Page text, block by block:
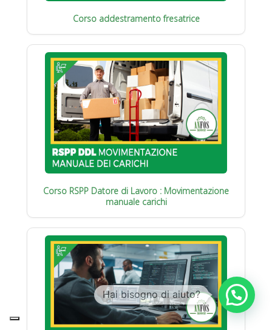
Corso addestramento fresatrice
Corso RSPP Datore di Lavoro : Movimentazione
manuale carichi